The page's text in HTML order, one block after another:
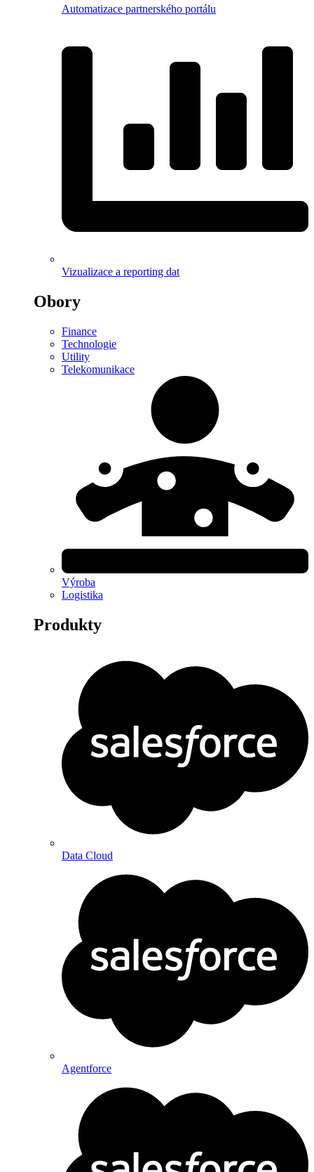
Automatizace partnerského portálu
Vizualizace a reporting dat
Obory
Finance
Technologie
Utility
Telekomunikace
Výroba
Logistika
Produkty
Data Cloud
Agentforce